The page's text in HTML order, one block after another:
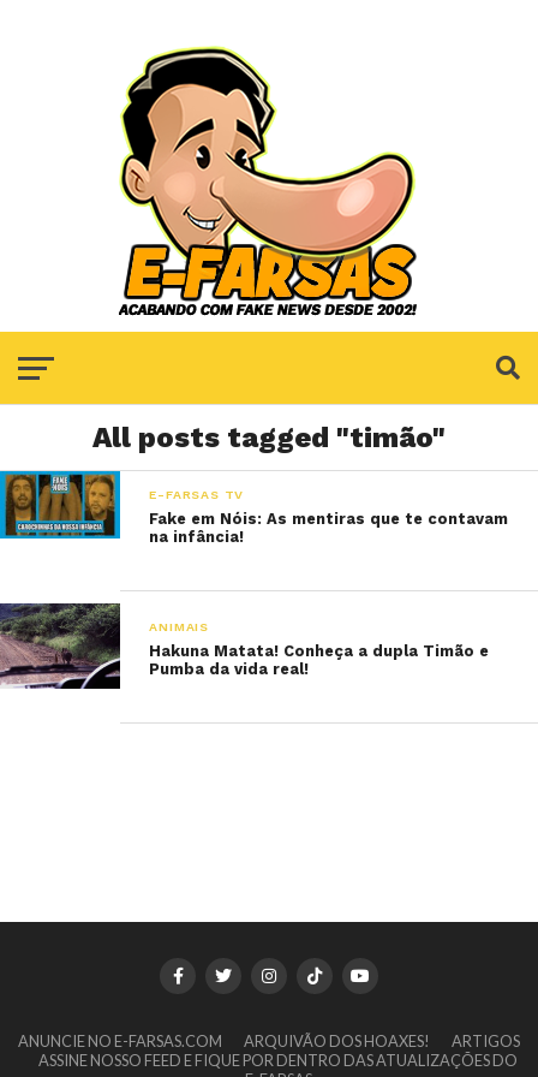
All posts tagged "timão"
E-FARSAS TV
Fake em Nóis: As mentiras que te contavam
na infância!
ANIMAIS
Hakuna Matata! Conheça a dupla Timão e
Pumba da vida real!
ANUNCIE NO E-FARSAS.COM ARQUIVÃO DOS HOAXES!
ARTIGOS
ASSINE NOSSO FEED E FIQUE POR DENTRO DAS ATUALIZAÇÕES DO